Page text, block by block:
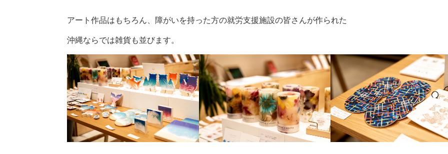
アート作品はもちろん、障がいを持った方の就労支援施設の皆さんが作られた
沖縄ならでは雑貨も並びます。